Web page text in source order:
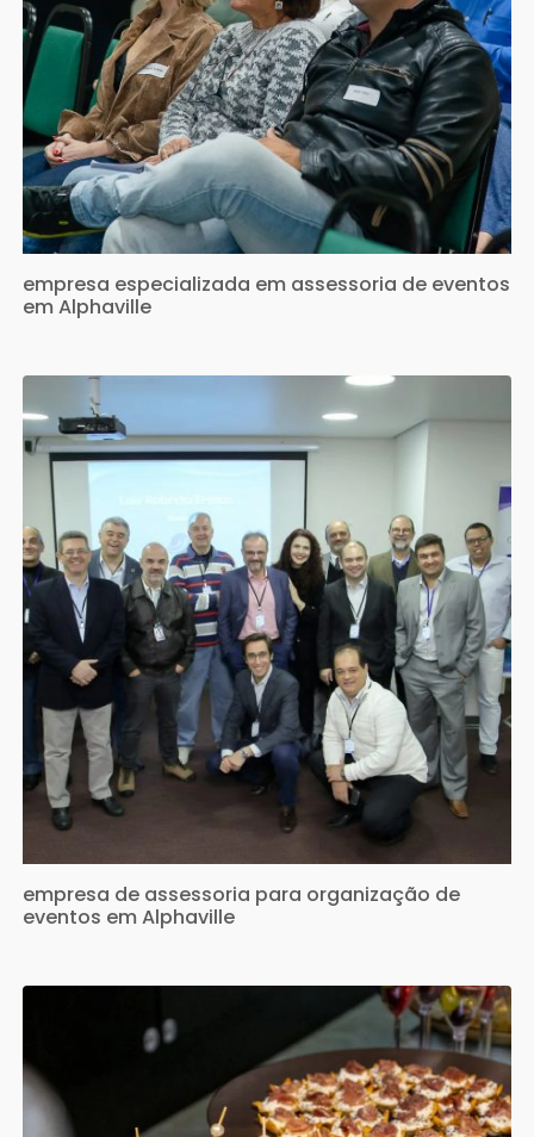
empresa especializada em assessoria de eventos
em Alphaville
empresa de assessoria para organização de
eventos em Alphaville